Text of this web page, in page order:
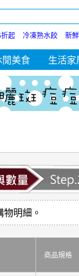
起 冷凍熟水餃 新
閒美食 生活家
明細。
商品規格